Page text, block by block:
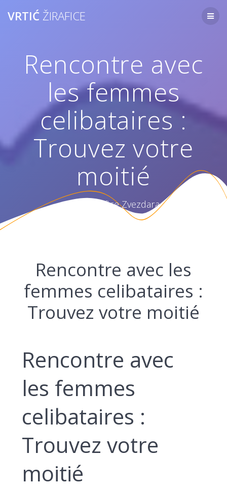
VRTIĆ ŽIRAFICE
Rencontre avec
les femmes
celibataires :
Trouvez votre
moitié
Vrtić Žirafice Zvezdara
Rencontre avec les
femmes celibataires :
Trouvez votre moitié
Rencontre avec
les femmes
celibataires :
Trouvez votre
moitié